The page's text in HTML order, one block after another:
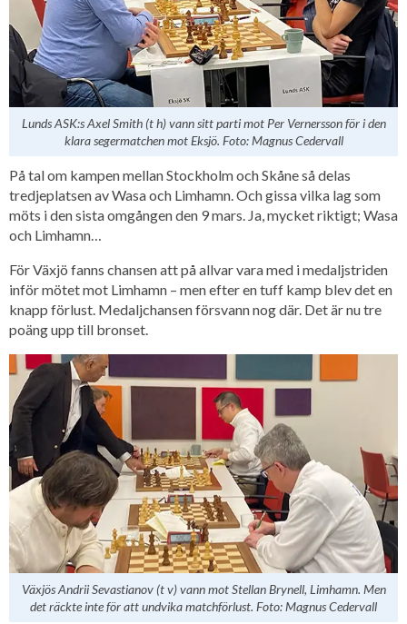
Lunds ASK:s Axel Smith (t h) vann sitt parti mot Per Vernersson för i den
klara segermatchen mot Eksjö. Foto: Magnus Cedervall
På tal om kampen mellan Stockholm och Skåne så delas
tredjeplatsen av Wasa och Limhamn. Och gissa vilka lag som
möts i den sista omgången den 9 mars. Ja, mycket riktigt; Wasa
och Limhamn…
För Växjö fanns chansen att på allvar vara med i medaljstriden
inför mötet mot Limhamn – men efter en tuff kamp blev det en
knapp förlust. Medaljchansen försvann nog där. Det är nu tre
poäng upp till bronset.
Växjös Andrii Sevastianov (t v) vann mot Stellan Brynell, Limhamn. Men
det räckte inte för att undvika matchförlust. Foto: Magnus Cedervall